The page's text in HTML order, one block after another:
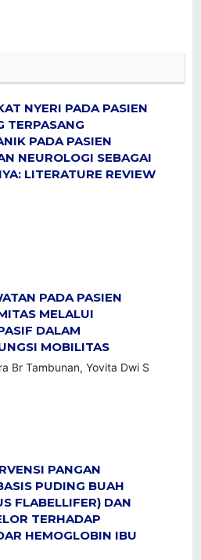
NYERI PADA PASIEN
TERPASANG
PADA PASIEN
NEUROLOGI SEBAGAI
LITERATURE REVIEW
PADA PASIEN
MELALUI
DALAM
MOBILITAS
Br Tambunan, Yovita Dwi S
PANGAN
PUDING BUAH
FLABELLIFER) DAN
TERHADAP
HEMOGLOBIN IBU